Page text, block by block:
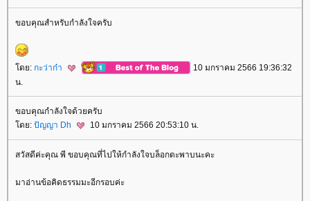
ขอบคุณสำหรับกำลังใจครับ
ดย: กะว่าก๋า
10 มกราคม 2566 19:36:32
น.
ขอบคุณกำลังใจด้วยครับ
ดย: ปัญญา Dh 10 มกราคม 2566 20:53:10 น.
สวัสดีค่ะคุณ พี ขอบคุณที่ไปให้กำลังใจบล็อกตะพาบนะคะ
มาอ่านข้อคิดธรรมมะอีกรอบค่ะ